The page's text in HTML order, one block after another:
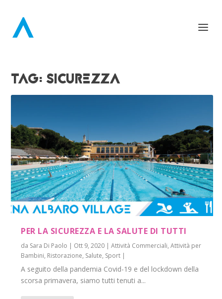
TAG: SICUREZZA
PER LA SICUREZZA E LA SALUTE DI TUTTI
da Sara Di Paolo | Ott 9, 2020 |Attività Commerciali,Attività per
Bambini, Ristorazione, Salute, Sport |
A seguito della pandemia Covid-19 e del lockdown della
scorsa primavera, siamo tutti tenuti a...